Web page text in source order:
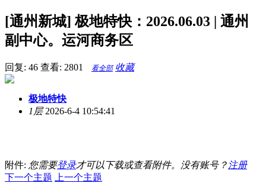
[通州新城] 极地特快：2026.06.03 | 通州
副中心。运河商务区
回复: 46 查看: 2801 看全部 收藏
极地特快
1层2026-6-4 10:54:41
附件: 您需要登录才可以下载或查看附件。没有账号？ 注册
下一个主题
上一个主题